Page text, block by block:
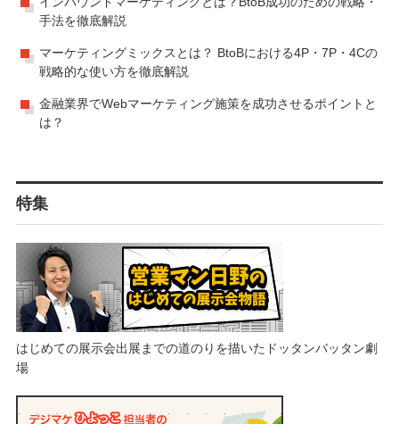
手法を徹底解説
マーケティングミックスとは？ BtoBにおける4P・7P・4Cの
戦略的な使い方を徹底解説
金融業界でWebマーケティング施策を成功させるポイントと
は？
特集
はじめての展示会出展までの道のりを描いたドッタンバッタン劇
場